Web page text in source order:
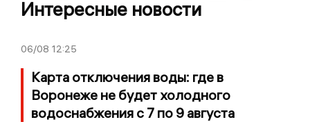
Интересные новости
06/08 12:25
Карта отключения воды: где в
Воронеже не будет холодного
водоснабжения с 7 по 9 августа